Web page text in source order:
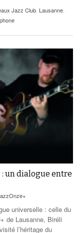
Jazz Club Lausanne
: un dialogue entre
universelle : celle du
de Lausanne, Biréli
l’héritage du